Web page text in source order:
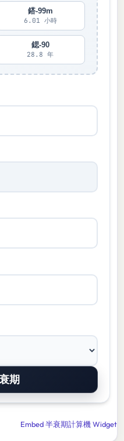
鎝-99m
6.01 小時
鍶-90
28.8 年
Embed 半衰期計算機 Widget